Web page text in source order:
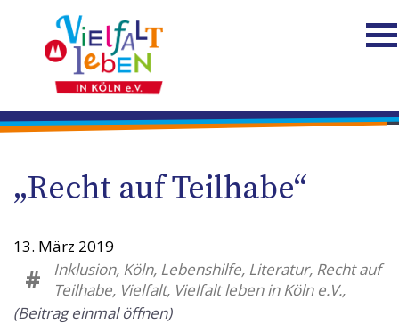
„Recht auf Teilhabe“
13. März 2019
#
Inklusion, Köln, Lebenshilfe, Literatur, Recht auf
Teilhabe, Vielfalt, Vielfalt leben in Köln e.V.,
(Beitrag einmal öffnen)